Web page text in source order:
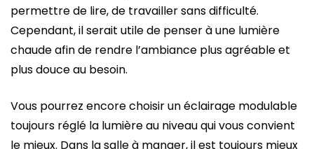
permettre de lire, de travailler sans difficulté.
Cependant, il serait utile de penser à une lumière
chaude afin de rendre l’ambiance plus agréable et
plus douce au besoin.
Vous pourrez encore choisir un éclairage modulable
toujours réglé la lumière au niveau qui vous convient
le mieux. Dans la salle à manger, il est toujours mieux